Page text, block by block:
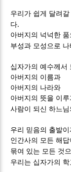
우리가 쉽게 달려
다.
아버지의 넉넉한
부성과 모성으로
십자가의 예수께서
아버지의 이름과
아버지의 나라와
아버지의 뜻을 이루
사람이 되신 하느
우리 믿음의 출발
인간사의 모든 해
묶여 있는 모든 것
우리는 십자가의